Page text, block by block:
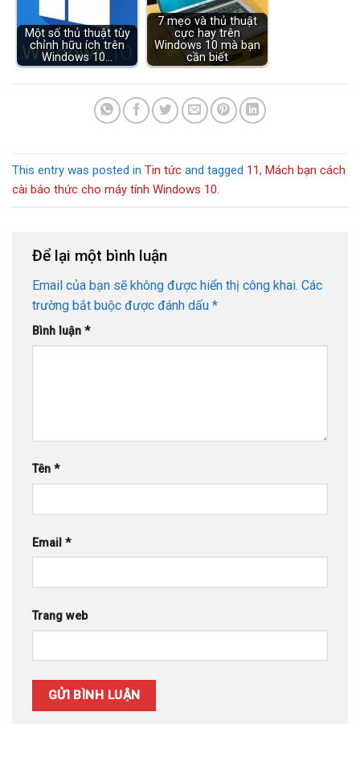
Một số thủ thuật tùy
chỉnh hữu ích trên
Windows 10…
7 mẹo và thủ thuật
cực hay trên
Windows 10 mà bạn
cần biết
This entry was posted in Tin tức and tagged 11, Mách bạn cách
cài báo thức cho máy tính Windows 10.
Để lại một bình luận
Email của bạn sẽ không được hiển thị công khai. Các
trường bắt buộc được đánh dấu *
Bình luận *
Tên *
Email *
Trang web